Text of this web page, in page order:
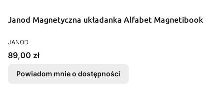
Janod Magnetyczna układanka Alfabet Magnetibook
PRODUCENT
JANOD
Cena
89,00 zł
Powiadom mnie o dostępności